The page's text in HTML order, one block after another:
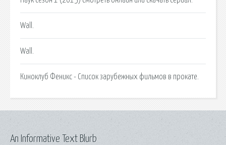
Wall.
Wall.
Киноклуб Феникс - Список зарубежных фильмов в прокате.
An Informative Text Blurb